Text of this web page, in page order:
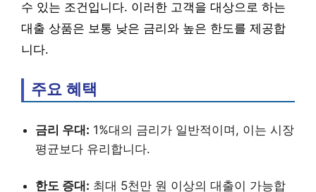
수 있는 조건입니다. 이러한 고객을 대상으로 하는
대출 상품은 보통 낮은 금리와 높은 한도를 제공합
니다.
주요 혜택
금리 우대: 1%대의 금리가 일반적이며, 이는 시장
평균보다 유리합니다.
한도 증대: 최대 5천만 원 이상의 대출이 가능합